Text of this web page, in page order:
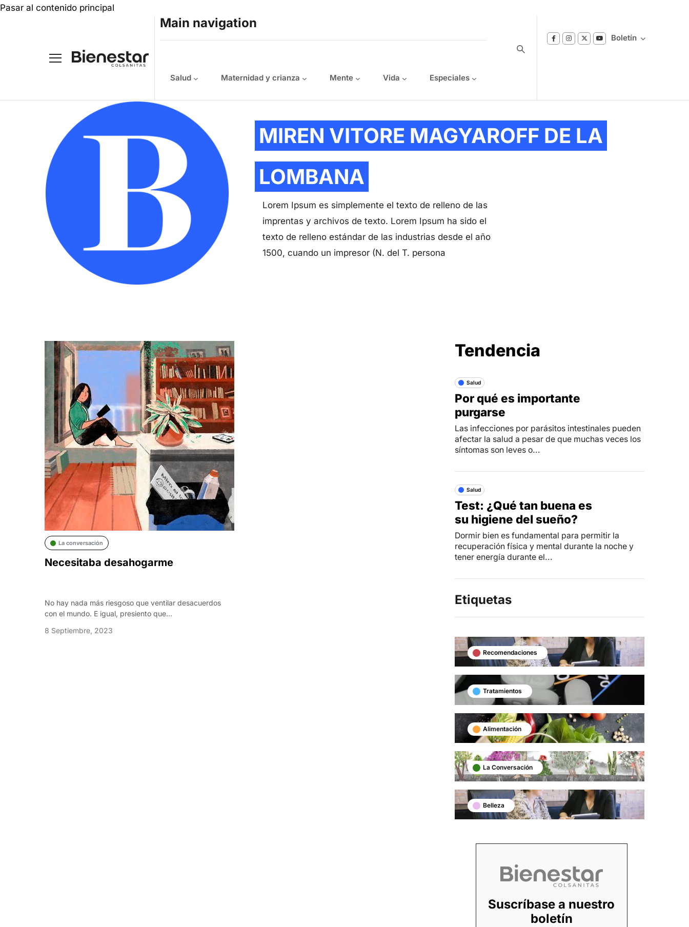
Pasar al contenido principal
Main navigation
Salud Maternidad y crianza Mente Vida Especiales
Boletín
Suscríbase a nuestro boletín
Reciba notificaciones sobre los temas de
MIREN VITORE MAGYAROFF DE LA
LOMBANA
Lorem Ipsum es simplemente el texto de relleno de las
imprentas y archivos de texto. Lorem Ipsum ha sido el
texto de relleno estándar de las industrias desde el año
1500, cuando un impresor (N. del T. persona
La conversación
Necesitaba desahogarme
No hay nada más riesgoso que ventilar desacuerdos
con el mundo. E igual, presiento que...
8 Septiembre, 2023
Tendencia
Salud
Por qué es importante
purgarse
Las infecciones por parásitos intestinales pueden
afectar la salud a pesar de que muchas veces los
síntomas son leves o...
Salud
Test: ¿Qué tan buena es
su higiene del sueño?
Dormir bien es fundamental para permitir la
recuperación física y mental durante la noche y
tener energía durante el...
Etiquetas
Recomendaciones
Tratamientos
Alimentación
La Conversación
Belleza
Suscríbase a nuestro
boletín